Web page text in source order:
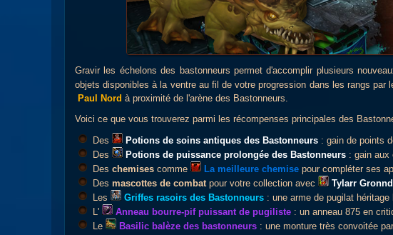
Gravir les échelons des bastonneurs permet d'accomplir plusieurs
objets disponibles à la ventre au fil de votre progression dans les rangs
Paul Nord à proximité de l'arène des Bastonneurs.
Voici ce que vous trouverez parmi les récompenses principales des
Des
Potions de soins antiques des Bastonneurs : gain de points
Des
Potions de puissance prolongée des Bastonneurs : gain aux
Des chemises comme La meilleure chemise pour compléter ses
Des mascottes de combatpour votre collection avec Tylarr
Les
Griffes rasoirs des Bastonneurs : une arme de pugilat
L'
Anneau bourre-pif puissant de pugiliste : un anneau 875 en
Le
Basilic balèze des bastonneurs : une monture très convoitée